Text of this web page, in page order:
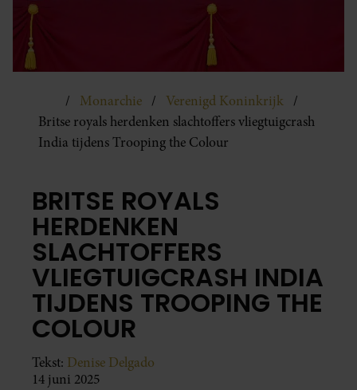
Monarchie
Verenigd Koninkrijk
Britse royals herdenken slachtoffers vliegtuigcrash
India tijdens Trooping the Colour
BRITSE ROYALS
HERDENKEN
SLACHTOFFERS
VLIEGTUIGCRASH INDIA
TIJDENS TROOPING THE
COLOUR
Tekst: Denise Delgado
14 juni 2025